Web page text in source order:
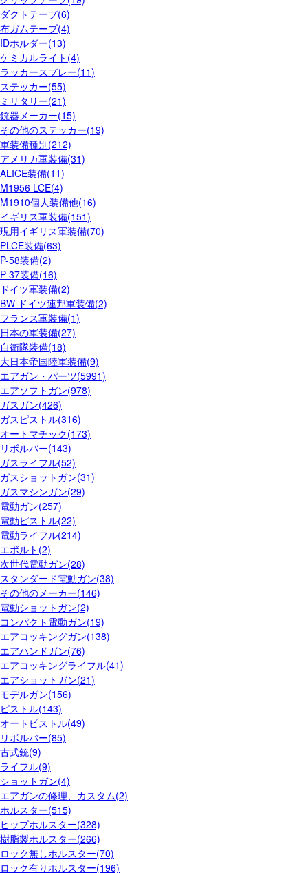
ダクトテープ(6)
布ガムテープ(4)
IDホルダー(13)
ケミカルライト(4)
ラッカースプレー(11)
ステッカー(55)
ミリタリー(21)
銃器メーカー(15)
その他のステッカー(19)
軍装備種別(212)
アメリカ軍装備(31)
ALICE装備(11)
M1956 LCE(4)
M1910個人装備他(16)
イギリス軍装備(151)
現用イギリス軍装備(70)
PLCE装備(63)
P-58装備(2)
P-37装備(16)
ドイツ軍装備(2)
BW ドイツ連邦軍装備(2)
フランス軍装備(1)
日本の軍装備(27)
自衛隊装備(18)
大日本帝国陸軍装備(9)
エアガン・パーツ(5991)
エアソフトガン(978)
ガスガン(426)
ガスピストル(316)
オートマチック(173)
リボルバー(143)
ガスライフル(52)
ガスショットガン(31)
ガスマシンガン(29)
電動ガン(257)
電動ピストル(22)
電動ライフル(214)
エボルト(2)
次世代電動ガン(28)
スタンダード電動ガン(38)
その他のメーカー(146)
電動ショットガン(2)
コンパクト電動ガン(19)
エアコッキングガン(138)
エアハンドガン(76)
エアコッキングライフル(41)
エアショットガン(21)
モデルガン(156)
ピストル(143)
オートピストル(49)
リボルバー(85)
古式銃(9)
ライフル(9)
ショットガン(4)
エアガンの修理、カスタム(2)
ホルスター(515)
ヒップホルスター(328)
樹脂製ホルスター(266)
ロック無しホルスター(70)
ロック有りホルスター(196)